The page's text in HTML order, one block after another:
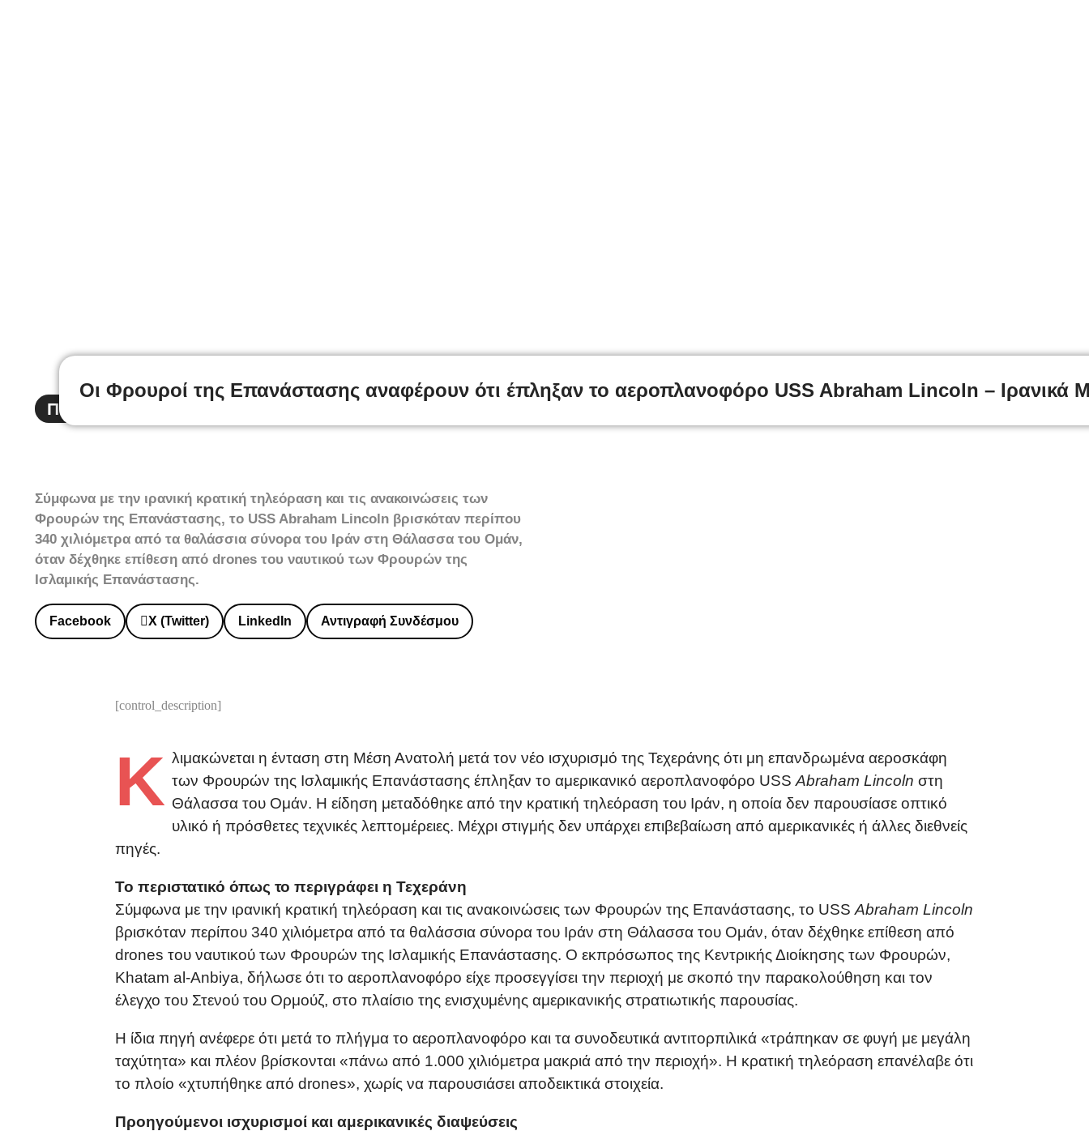
Πέμπτη 5 Μαρτίου, 2026
Οι Φρουροί της Επανάστασης αναφέρουν ότι έπληξαν το αεροπλανοφόρο USS Abraham Lincoln –
Σύμφωνα με την ιρανική κρατική τηλεόραση και τις ανακοινώσεις των
Φρουρών της Επανάστασης, το USS Abraham Lincoln βρισκόταν περίπου
340 χιλιόμετρα από τα θαλάσσια σύνορα του Ιράν στη Θάλασσα του Ομάν,
όταν δέχθηκε επίθεση από drones του ναυτικού των Φρουρών της
Ισλαμικής Επανάστασης.
Facebook X (Twitter) LinkedIn Αντιγραφή Συνδέσμου
[control_description]
Κ λιμακώνεται η ένταση στη Μέση Ανατολή μετά τον νέο ισχυρισμό της Τεχεράνης ότι μη επανδρωμένα αεροσκάφη
των Φρουρών της Ισλαμικής Επανάστασης έπληξαν το αμερικανικό αεροπλανοφόρο USSAbraham Lincoln στη
Θάλασσα του Ομάν. Η είδηση μεταδόθηκε από την κρατική τηλεόραση του Ιράν, η οποία δεν παρουσίασε οπτικό
υλικό ή πρόσθετες τεχνικές λεπτομέρειες. Μέχρι στιγμής δεν υπάρχει επιβεβαίωση από αμερικανικές ή άλλες διεθνείς
πηγές.
Το περιστατικό όπως το περιγράφει η Τεχεράνη
Σύμφωνα με την ιρανική κρατική τηλεόραση και τις ανακοινώσεις των Φρουρών της Επανάστασης, το USSAbraham Lincoln
βρισκόταν περίπου 340 χιλιόμετρα από τα θαλάσσια σύνορα του Ιράν στη Θάλασσα του Ομάν, όταν δέχθηκε επίθεση από
drones του ναυτικού των Φρουρών της Ισλαμικής Επανάστασης. Ο εκπρόσωπος της Κεντρικής Διοίκησης των Φρουρών,
Khatam al-Anbiya, δήλωσε ότι το αεροπλανοφόρο είχε προσεγγίσει την περιοχή με σκοπό την παρακολούθηση και τον
έλεγχο του Στενού του Ορμούζ, στο πλαίσιο της ενισχυμένης αμερικανικής στρατιωτικής παρουσίας.
Η ίδια πηγή ανέφερε ότι μετά το πλήγμα το αεροπλανοφόρο και τα συνοδευτικά αντιτορπιλικά «τράπηκαν σε φυγή με μεγάλη
ταχύτητα» και πλέον βρίσκονται «πάνω από 1.000 χιλιόμετρα μακριά από την περιοχή». Η κρατική τηλεόραση επανέλαβε ότι
το πλοίο «χτυπήθηκε από drones», χωρίς να παρουσιάσει αποδεικτικά στοιχεία.
Προηγούμενοι ισχυρισμοί και αμερικανικές διαψεύσεις